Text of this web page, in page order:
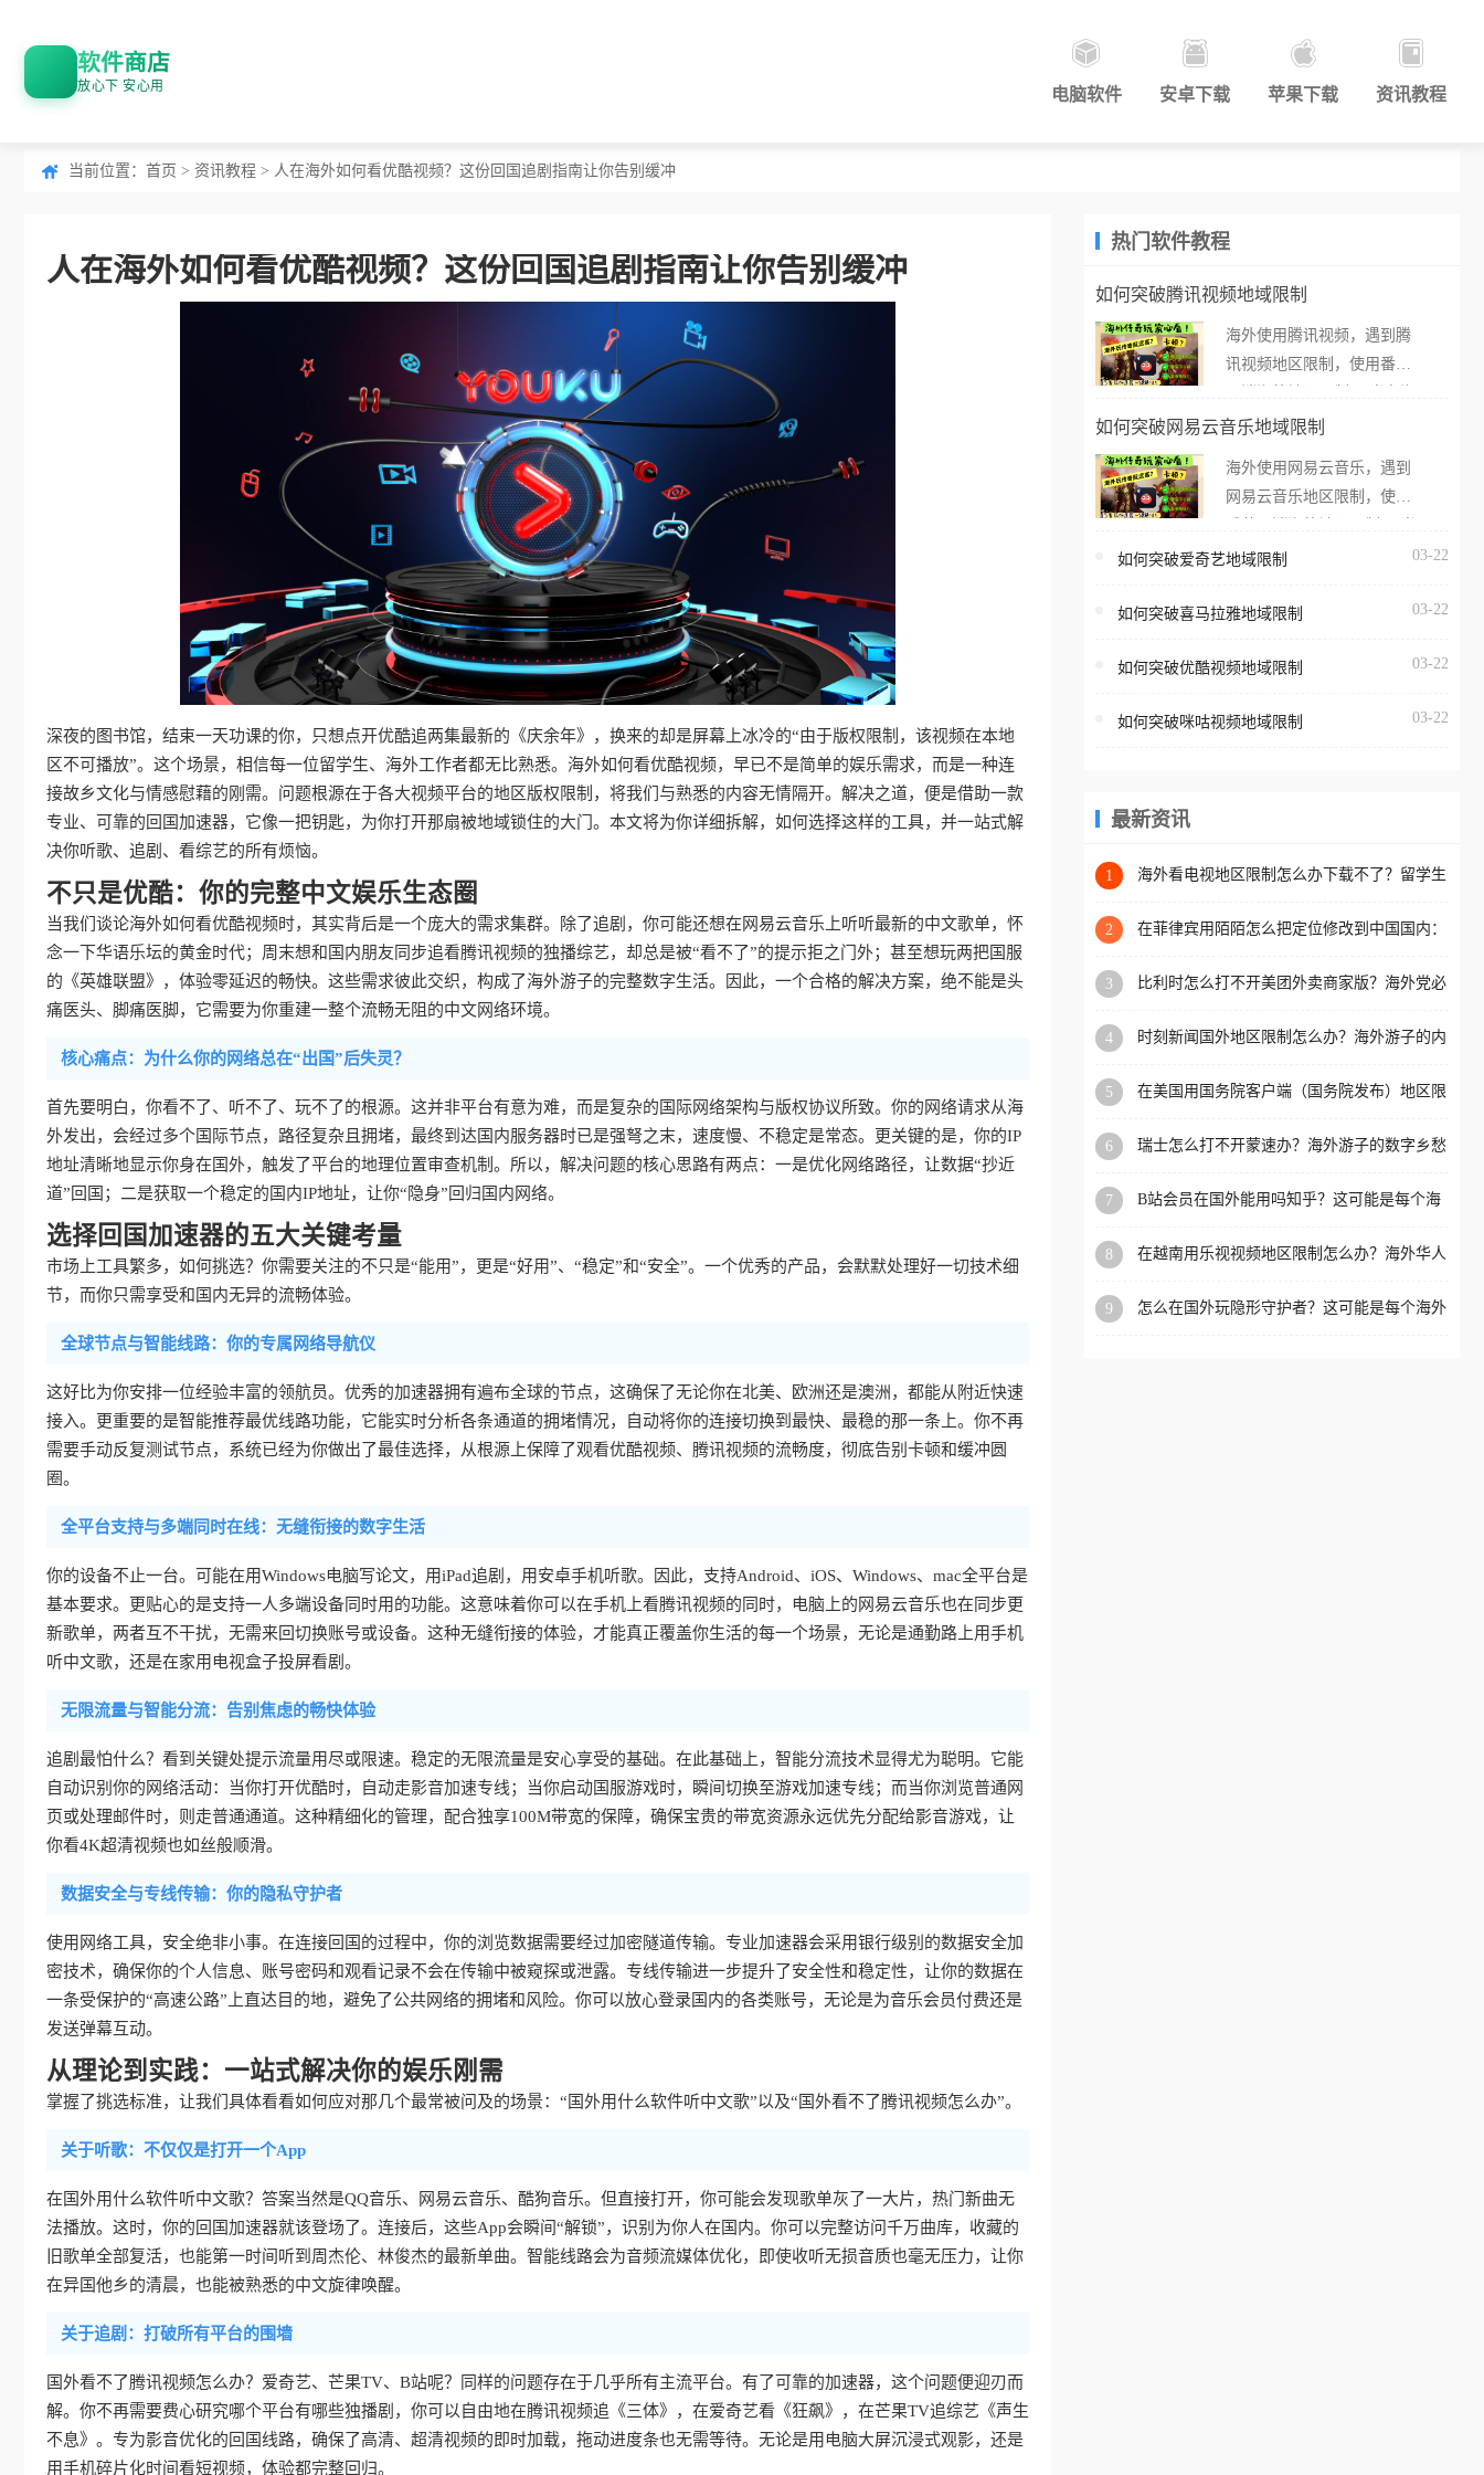
软件商店
放心下 安心用 电脑软件 安卓下载 苹果下载 资讯教程
当前位置： 首页 > 资讯教程 > 人在海外如何看优酷视频？这份回国追剧指南让你告别缓冲
人在海外如何看优酷视频？这份回国追剧指南让你告别缓冲
深夜的图书馆，结束一天功课的你，只想点开优酷追两集最新的《庆余年》，换来的却是屏幕上冰冷的“由于版权限制，该视频在本地
区不可播放”。这个场景，相信每一位留学生、海外工作者都无比熟悉。海外如何看优酷视频，早已不是简单的娱乐需求，而是一种连
接故乡文化与情感慰藉的刚需。问题根源在于各大视频平台的地区版权限制，将我们与熟悉的内容无情隔开。解决之道，便是借助一款
专业、可靠的回国加速器，它像一把钥匙，为你打开那扇被地域锁住的大门。本文将为你详细拆解，如何选择这样的工具，并一站式解
决你听歌、追剧、看综艺的所有烦恼。
不只是优酷：你的完整中文娱乐生态圈
当我们谈论海外如何看优酷视频时，其实背后是一个庞大的需求集群。除了追剧，你可能还想在网易云音乐上听听最新的中文歌单，怀
念一下华语乐坛的黄金时代；周末想和国内朋友同步追看腾讯视频的独播综艺，却总是被“看不了”的提示拒之门外；甚至想玩两把国服
的《英雄联盟》，体验零延迟的畅快。这些需求彼此交织，构成了海外游子的完整数字生活。因此，一个合格的解决方案，绝不能是头
痛医头、脚痛医脚，它需要为你重建一整个流畅无阻的中文网络环境。
核心痛点：为什么你的网络总在“出国”后失灵？
首先要明白，你看不了、听不了、玩不了的根源。这并非平台有意为难，而是复杂的国际网络架构与版权协议所致。你的网络请求从海
外发出，会经过多个国际节点，路径复杂且拥堵，最终到达国内服务器时已是强弩之末，速度慢、不稳定是常态。更关键的是，你的IP
地址清晰地显示你身在国外，触发了平台的地理位置审查机制。所以，解决问题的核心思路有两点：一是优化网络路径，让数据“抄近
道”回国；二是获取一个稳定的国内IP地址，让你“隐身”回归国内网络。
选择回国加速器的五大关键考量
市场上工具繁多，如何挑选？你需要关注的不只是“能用”，更是“好用”、“稳定”和“安全”。一个优秀的产品，会默默处理好一切技术细
节，而你只需享受和国内无异的流畅体验。
全球节点与智能线路：你的专属网络导航仪
这好比为你安排一位经验丰富的领航员。优秀的加速器拥有遍布全球的节点，这确保了无论你在北美、欧洲还是澳洲，都能从附近快速
接入。更重要的是智能推荐最优线路功能，它能实时分析各条通道的拥堵情况，自动将你的连接切换到最快、最稳的那一条上。你不再
需要手动反复测试节点，系统已经为你做出了最佳选择，从根源上保障了观看优酷视频、腾讯视频的流畅度，彻底告别卡顿和缓冲圆
圈。
全平台支持与多端同时在线：无缝衔接的数字生活
你的设备不止一台。可能在用Windows电脑写论文，用iPad追剧，用安卓手机听歌。因此，支持Android、iOS、Windows、mac全平台是
基本要求。更贴心的是支持一人多端设备同时用的功能。这意味着你可以在手机上看腾讯视频的同时，电脑上的网易云音乐也在同步更
新歌单，两者互不干扰，无需来回切换账号或设备。这种无缝衔接的体验，才能真正覆盖你生活的每一个场景，无论是通勤路上用手机
听中文歌，还是在家用电视盒子投屏看剧。
无限流量与智能分流：告别焦虑的畅快体验
追剧最怕什么？看到关键处提示流量用尽或限速。稳定的无限流量是安心享受的基础。在此基础上，智能分流技术显得尤为聪明。它能
自动识别你的网络活动：当你打开优酷时，自动走影音加速专线；当你启动国服游戏时，瞬间切换至游戏加速专线；而当你浏览普通网
页或处理邮件时，则走普通通道。这种精细化的管理，配合独享100M带宽的保障，确保宝贵的带宽资源永远优先分配给影音游戏，让
你看4K超清视频也如丝般顺滑。
数据安全与专线传输：你的隐私守护者
使用网络工具，安全绝非小事。在连接回国的过程中，你的浏览数据需要经过加密隧道传输。专业加速器会采用银行级别的数据安全加
密技术，确保你的个人信息、账号密码和观看记录不会在传输中被窥探或泄露。专线传输进一步提升了安全性和稳定性，让你的数据在
一条受保护的“高速公路”上直达目的地，避免了公共网络的拥堵和风险。你可以放心登录国内的各类账号，无论是为音乐会员付费还是
发送弹幕互动。
从理论到实践：一站式解决你的娱乐刚需
掌握了挑选标准，让我们具体看看如何应对那几个最常被问及的场景：“国外用什么软件听中文歌”以及“国外看不了腾讯视频怎么办”。
关于听歌：不仅仅是打开一个App
在国外用什么软件听中文歌？答案当然是QQ音乐、网易云音乐、酷狗音乐。但直接打开，你可能会发现歌单灰了一大片，热门新曲无
法播放。这时，你的回国加速器就该登场了。连接后，这些App会瞬间“解锁”，识别为你人在国内。你可以完整访问千万曲库，收藏的
旧歌单全部复活，也能第一时间听到周杰伦、林俊杰的最新单曲。智能线路会为音频流媒体优化，即使收听无损音质也毫无压力，让你
在异国他乡的清晨，也能被熟悉的中文旋律唤醒。
关于追剧：打破所有平台的围墙
国外看不了腾讯视频怎么办？爱奇艺、芒果TV、B站呢？同样的问题存在于几乎所有主流平台。有了可靠的加速器，这个问题便迎刃而
解。你不再需要费心研究哪个平台有哪些独播剧，你可以自由地在腾讯视频追《三体》，在爱奇艺看《狂飙》，在芒果TV追综艺《声生
不息》。专为影音优化的回国线路，确保了高清、超清视频的即时加载，拖动进度条也无需等待。无论是用电脑大屏沉浸式观影，还是
用手机碎片化时间看短视频，体验都完整回归。
热门软件教程
如何突破腾讯视频地域限制
海外使用腾讯视频，遇到腾
讯视频地区限制，使用番茄
外打开腾讯视频，却突然弹
地区无法播放”的提示语。
海外用户如香港、澳门、台
亚、欧洲等国家和地区时，
台一样，出现地区及版权限
地区播放。 遇到这个问题的
区工作、留学、定居等，都
权限制所困扰。
如何突破网易云音乐地域限制
海外使用网易云音乐，遇到
网易云音乐地区限制，使用
在海外打开网易云音乐，却
所在的地区无法播放”的提示
门、台湾、美国、加拿大、
区时，网易云音乐也会像其
回国加速器，即可解决「海
版权限制」的问题，无论人
国、加拿大、澳大利亚、欧
学、定居等，都可以使用，
扰。
如何突破爱奇艺地域限制 03-22
如何突破喜马拉雅地域限制 03-22
如何突破优酷视频地域限制 03-22
如何突破咪咕视频地域限制 03-22
最新资讯
1
海外看电视地区限制怎么办下载不了？留学生
2
在菲律宾用陌陌怎么把定位修改到中国国内：
3
比利时怎么打不开美团外卖商家版？海外党必
4
时刻新闻国外地区限制怎么办？海外游子的内
5
在美国用国务院客户端（国务院发布）地区限
6
瑞士怎么打不开蒙速办？海外游子的数字乡愁
7
B站会员在国外能用吗知乎？这可能是每个海
8
在越南用乐视视频地区限制怎么办？海外华人
9
怎么在国外玩隐形守护者？这可能是每个海外